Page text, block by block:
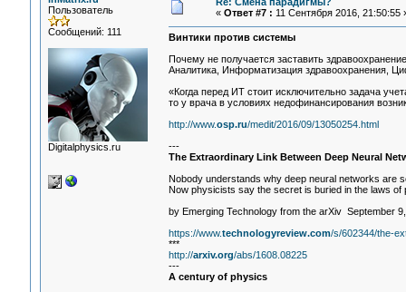
Пользователь
Сообщений: 111
Digitalphysics.ru
« Ответ #7 : 11 Сентября 2016, 21:50:55
Винтики против системы
Почему не получается заставить
Аналитика, Информатизация здравоохранения,
«Когда перед ИТ стоит исключительно задача
то у врача в условиях недофинансирования
http://www.osp.ru/medit/2016/09/13050254.html
---
The Extraordinary Link Between Deep Neural
Nobody understands why deep neural networks are
Now physicists say the secret is buried in the laws of
by Emerging Technology from the arXiv September
https://www.technologyreview.com/s/602344/the-
***
http://arxiv.org/abs/1608.08225
---
A century of physics